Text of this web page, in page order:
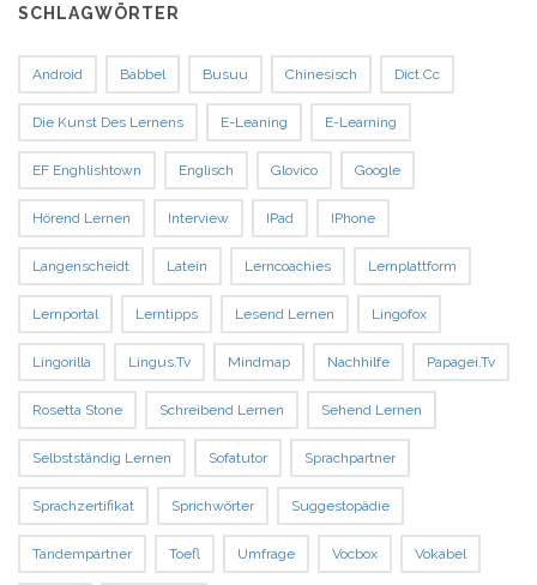
SCHLAGWÖRTER
Android Babbel Busuu Chinesisch Dict.cc
Die Kunst Des Lernens E-Leaning E-Learning
EF Enghlishtown Englisch Glovico Google
Hörend Lernen Interview IPad IPhone
Langenscheidt Latein Lerncoachies Lernplattform
Lernportal Lerntipps Lesend Lernen Lingofox
Lingorilla Lingus.tv Mindmap Nachhilfe Papagei.tv
Rosetta Stone Schreibend Lernen Sehend Lernen
Selbstständig Lernen Sofatutor Sprachpartner
Sprachzertifikat Sprichwörter Suggestopädie
Tandempartner Toefl Umfrage Vocbox Vokabel